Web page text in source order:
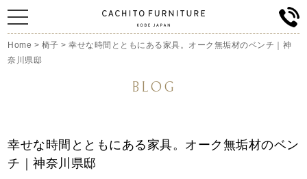
Home > 椅子 >幸せな時間とともにある家具。オーク無垢材のベンチ｜神
奈川県邸
BLOG
幸せな時間とともにある家具。オーク無垢材のベン
チ｜神奈川県邸